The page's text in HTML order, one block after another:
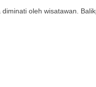
oleh wisatawan.